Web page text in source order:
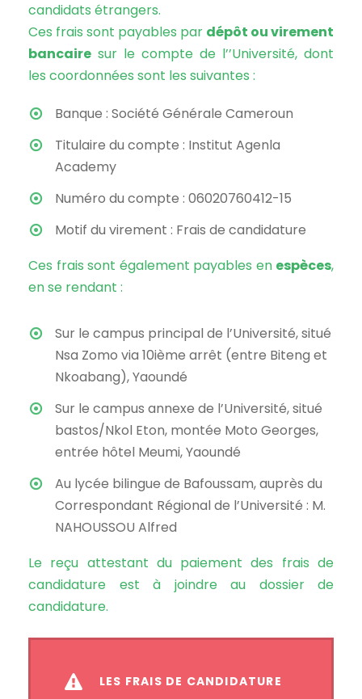
candidats étrangers.
Ces frais sont payables par dépôt ou virement
bancaire sur le compte de l’’Université, dont
les coordonnées sont les suivantes :
Banque : Société Générale Cameroun
Titulaire du compte : Institut Agenla
Academy
Numéro du compte : 06020760412-15
Motif du virement : Frais de candidature
Ces frais sont également payables en espèces,
en se rendant :
Sur le campus principal de l’Université, situé
Nsa Zomo via 10ième arrêt (entre Biteng et
Nkoabang), Yaoundé
Sur le campus annexe de l’Université, situé
bastos/Nkol Eton, montée Moto Georges,
entrée hôtel Meumi, Yaoundé
Au lycée bilingue de Bafoussam, auprès du
Correspondant Régional de l’Université : M.
NAHOUSSOU Alfred
Le reçu attestant du paiement des frais de
candidature est à joindre au dossier de
candidature.
LES FRAIS DE CANDIDATURE